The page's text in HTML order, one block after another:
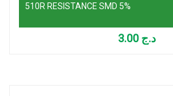
510R RESISTANCE SMD 5%
د.ج